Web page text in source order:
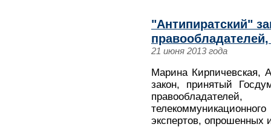
"Антипиратский"
21 июня 2013 года
Марина Кирпичевская,
закон, принятый
экспертов, опрошенных